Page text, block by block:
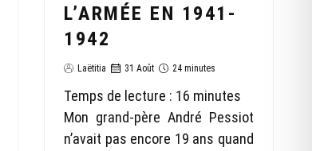
L’ARMÉE EN 1941-
1942
Laëtitia 31 Août 24 minutes
Temps de lecture : 16 minutes
Mon grand-père André Pessiot
n’avait pas encore 19 ans quand